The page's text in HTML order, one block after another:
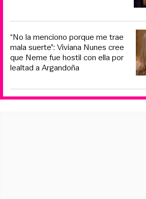
“No la menciono porque me trae
mala suerte”: Viviana Nunes cree
que Neme fue hostil con ella por
lealtad a Argandoña